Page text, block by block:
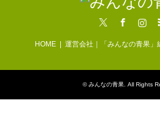
RSS
HOME 運営会社｜「みんなの青果」
©みんなの青果. All Rights